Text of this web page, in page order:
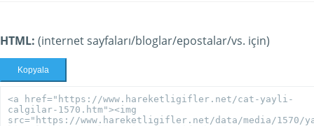
HTML: (internet sayfaları/bloglar/epostalar/vs. için)
Kopyala